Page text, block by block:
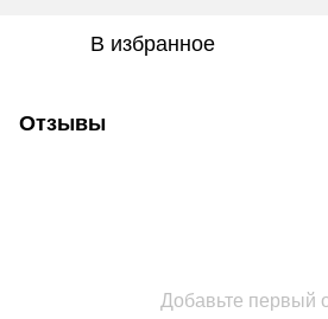
В избранное
Отзывы
Добавьте первый